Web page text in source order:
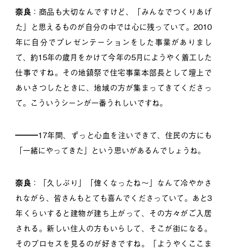
奈良 ：商品も大切なんですけど、「みんなでつくりあげ
た」と思えるものが自分の中では心に残っていて。2010
年に自分でプレゼンテーションをした事業がありまし
て、約15年の歳月をかけて今年の5月にようやく着工した
仕事ですね。その地鎮祭で住宅事業本部長として壇上で
あいさつしたときに、地域の方が集まってきてくださっ
て。こういうシーンが一番うれしいですね。
━━━17年間、ずっと心血を注いできて、住民の方にも
「一緒にやってきた」という思いがあるんでしょうね。
奈良 ：「久しぶり」「偉くなったね～」なんて冷やかさ
れながら、皆さんもとても喜んでくださっていて。あと3
年くらいすると建物が建ち上がって、その方々がご入居
される。新しい住人の方もいらして、そこが街になる。
そのプロセスを見るのが好きですね。「ようやくここま